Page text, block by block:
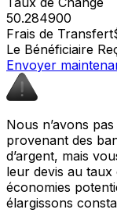
50.284900
Frais de Transfert
Le Bénéficiaire
Envoyer
Nous n’avons
provenant des
d’argent, mais
leur devis au
économies
élargissons